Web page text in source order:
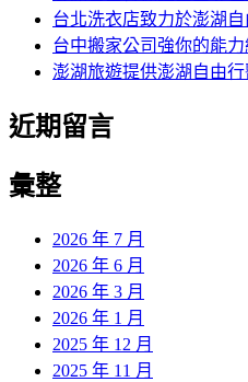
台北洗衣店致力於澎湖
台中搬家公司強你的能
澎湖旅遊提供澎湖自由
近期留言
彙整
2026 年 7 月
2026 年 6 月
2026 年 3 月
2026 年 1 月
2025 年 12 月
2025 年 11 月